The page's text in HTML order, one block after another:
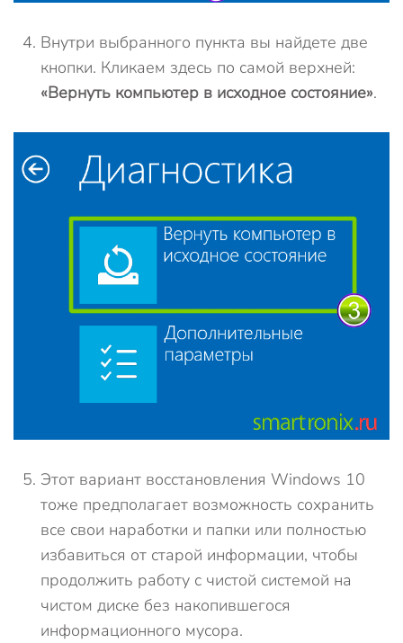
Внутри выбранного пункта вы найдете две
кнопки. Кликаем здесь по самой верхней:
«Вернуть компьютер в исходное состояние».
Этот вариант восстановления Windows 10
тоже предполагает возможность сохранить
все свои наработки и папки или полностью
избавиться от старой информации, чтобы
продолжить работу с чистой системой на
чистом диске без накопившегося
информационного мусора.